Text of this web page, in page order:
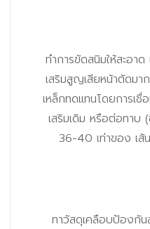
ทำการขัดสนิมให้สะอาด
เสริมสูญเสียหน้าตัดมา
เหล็กทดแทนโดยการเชื่
เสริมเดิม หรือต่อทาบ
36-40 เท่าของ เส้
ทาวัสดุเคลือบป้องกัน